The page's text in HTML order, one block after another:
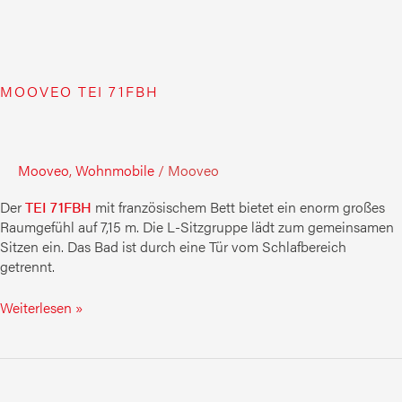
MOOVEO TEI 71FBH
Mooveo,Wohnmobile / Mooveo
DerTEI 71FBH mit französischem Bett bietet ein enorm großes
Raumgefühl auf 7,15 m. Die L-Sitzgruppe lädt zum gemeinsamen
Sitzen ein. Das Bad ist durch eine Tür vom Schlafbereich
getrennt.
Weiterlesen »